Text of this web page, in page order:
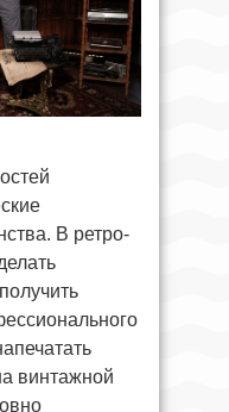
В ретро-
винтажной